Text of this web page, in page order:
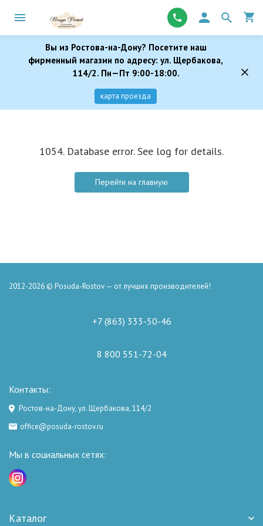
Вы из Ростова-на-Дону? Посетите наш
фирменный магазин по адресу: ул. Щербакова,
114/2. Пн—Пт 9:00-18:00.
карта проезда
1054. Database error. See log for details.
Перейти на главную
2012-2026 © Posuda-Rostov — от лучших производителей!
+7 (863) 333-50-46
8 800 551-72-04
Контакты:
Ростов-на-Дону, ул. Щербакова, 114/2
office@posuda-rostov.ru
Мы в социальных сетях:
Каталог